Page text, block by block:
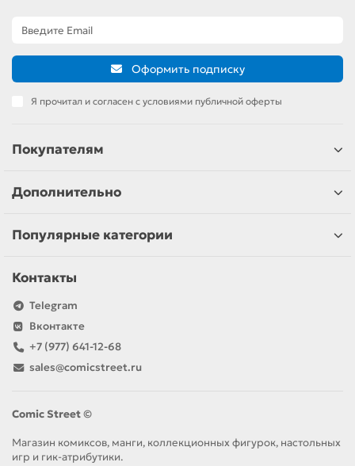
Оформить подписку
Я прочитал и согласен с условиями публичной оферты
Покупателям
Дополнительно
Популярные категории
Контакты
Telegram
Вконтакте
+7 (977) 641-12-68
sales@comicstreet.ru
Comic Street ©
Магазин комиксов, манги, коллекционных фигурок, настольных
игр и гик-атрибутики.